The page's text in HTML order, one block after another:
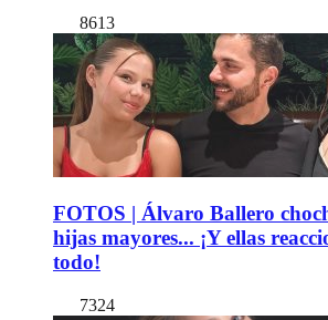
8613
FOTOS | Álvaro Ballero
hijas mayores... ¡Y ellas
todo!
7324